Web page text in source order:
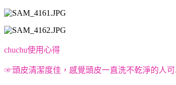
chuchu使用心得
☞頭皮清潔度佳，感覺頭皮一直洗不乾淨的人可